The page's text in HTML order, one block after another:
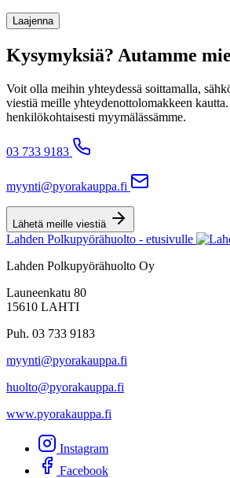
Laajenna
Kysymyksiä? Autamme
Voit olla meihin yhteydessä soittamalla,
viestiä meille yhteydenottolomakkeen
henkilökohtaisesti myymälässämme.
03 733 9183
myynti@pyorakauppa.fi
Lähetä meille viestiä
Lahden Polkupyörähuolto - etusivulle
Lahden Polkupyörähuolto Oy
Launeenkatu 80
15610 LAHTI
Puh. 03 733 9183
myynti@pyorakauppa.fi
huolto@pyorakauppa.fi
www.pyorakauppa.fi
Instagram
Facebook